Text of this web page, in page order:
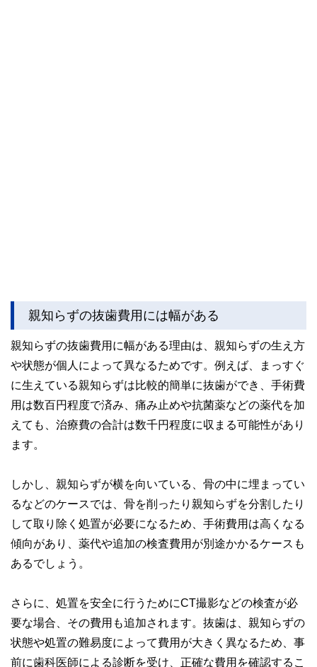
親知らずの抜歯費用には幅がある
親知らずの抜歯費用に幅がある理由は、親知らずの生え方
や状態が個人によって異なるためです。例えば、まっすぐ
に生えている親知らずは比較的簡単に抜歯ができ、手術費
用は数百円程度で済み、痛み止めや抗菌薬などの薬代を加
えても、治療費の合計は数千円程度に収まる可能性があり
ます。
しかし、親知らずが横を向いている、骨の中に埋まってい
るなどのケースでは、骨を削ったり親知らずを分割したり
して取り除く処置が必要になるため、手術費用は高くなる
傾向があり、薬代や追加の検査費用が別途かかるケースも
あるでしょう。
さらに、処置を安全に行うためにCT撮影などの検査が必
要な場合、その費用も追加されます。抜歯は、親知らずの
状態や処置の難易度によって費用が大きく異なるため、事
前に歯科医師による診断を受け、正確な費用を確認するこ